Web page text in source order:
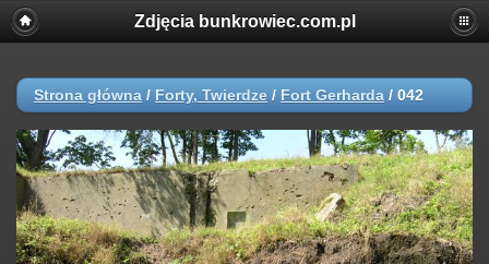
Zdjęcia bunkrowiec.com.pl
Strona główna / Forty, Twierdze / Fort Gerharda / 042